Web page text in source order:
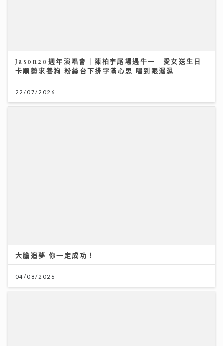
Jason20週年演唱會｜陳柏宇尾場遇牛一 愛女送生日
卡順勢求養狗 粉絲台下排字滿心思 唱到眼濕濕
22/07/2026
大膽追夢 你一定成功！
04/08/2026